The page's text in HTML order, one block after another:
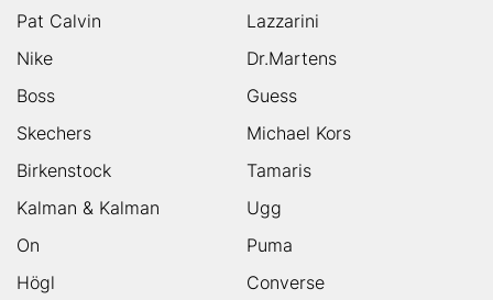
Pat Calvin
Lazzarini
Nike
Dr.Martens
Boss
Guess
Skechers
Michael Kors
Birkenstock
Tamaris
Kalman & Kalman
Ugg
On
Puma
Högl
Converse